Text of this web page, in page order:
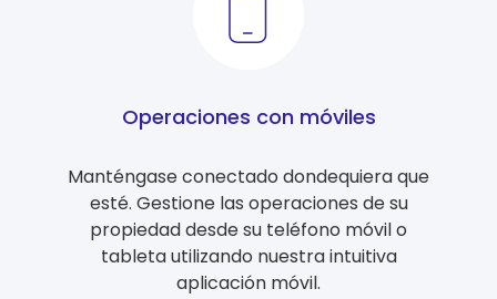
Operaciones con móviles
Manténgase conectado dondequiera que
esté. Gestione las operaciones de su
propiedad desde su teléfono móvil o
tableta utilizando nuestra intuitiva
aplicación móvil.